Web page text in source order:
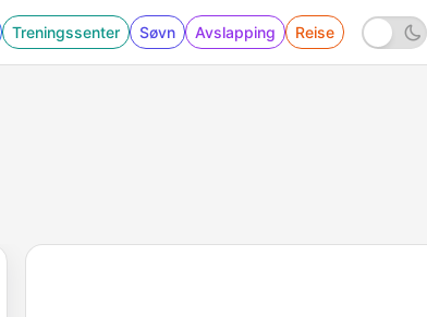
Treningssenter Søvn Avslapping Reise